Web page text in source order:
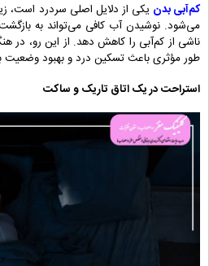
کم‌آبی بدن یکی از دلایل اصلی سردرد است،
می‌شود. نوشیدن آب کافی می‌تواند به
ناشی از کم‌آبی را کاهش دهد. از این رو، در
طور مؤثری باعث تسکین درد و بهبود
استراحت در یک اتاق تاریک و ساکت